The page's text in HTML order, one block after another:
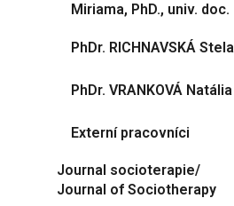
Miriama, PhD., univ. doc.
PhDr. RICHNAVSKÁ Stela
PhDr. VRANKOVÁ Natália
Externí pracovníci
Journal socioterapie/
Journal of Sociotherapy